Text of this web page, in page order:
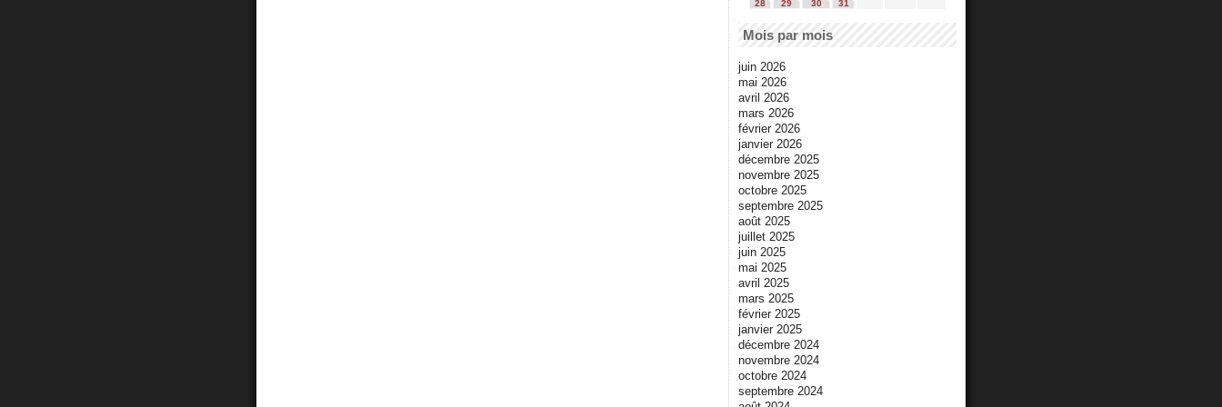
28 29 30 31
Mois par mois
juin 2026
mai 2026
avril 2026
mars 2026
février 2026
janvier 2026
décembre 2025
novembre 2025
octobre 2025
septembre 2025
août 2025
juillet 2025
juin 2025
mai 2025
avril 2025
mars 2025
février 2025
janvier 2025
décembre 2024
novembre 2024
octobre 2024
septembre 2024